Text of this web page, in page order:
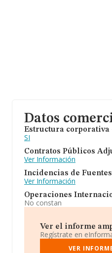
Datos
Estructura corporativa
SI
Contratos Públicos
Ver Información
Incidencias de
Ver Información
Operaciones
No constan
Ver el informe
Regístrate en
VER